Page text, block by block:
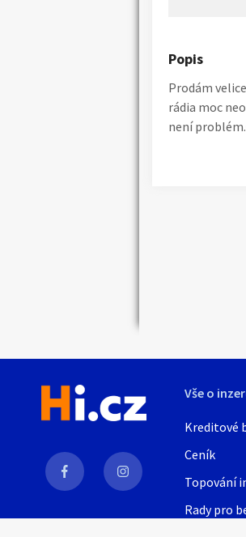
Popis
Prodám
rádia moc
není
Vše o
Kreditové
Ceník
Topování
Rady pro